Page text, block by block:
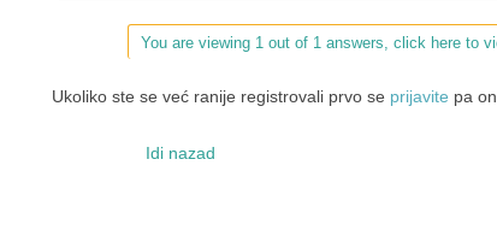
You are viewing 1 out of 1 answers, click here to
Ukoliko ste se već ranije registrovali prvo se prijavite pa
Idi nazad